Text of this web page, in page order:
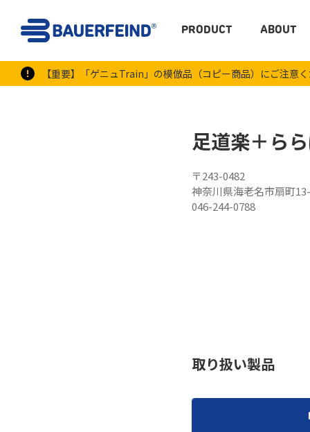
【重要】「ゲニュTrain」の模倣品（コピー商品）にご注意
PRODUCT ABOUT
足道楽＋ら
〒243-0482
神奈川県海老名市扇町
046-244-0788
取り扱い製品